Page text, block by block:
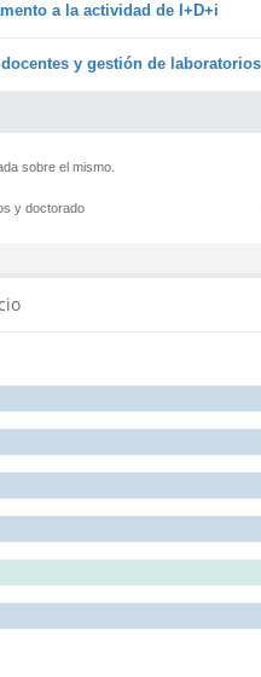
a la actividad de I+D+i
y gestión de
sobre el mismo.
y doctorado